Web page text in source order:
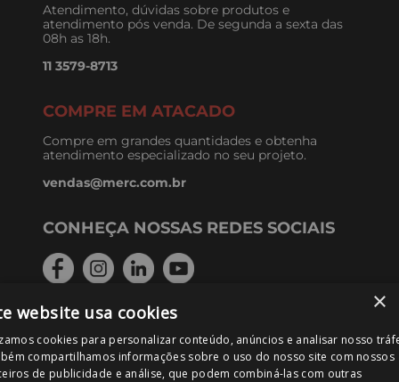
Atendimento, dúvidas sobre produtos e
atendimento pós venda. De segunda a sexta das
08h as 18h.
11 3579-8713
COMPRE EM ATACADO
Compre em grandes quantidades e obtenha
atendimento especializado no seu projeto.
vendas@merc.com.br
CONHEÇA NOSSAS REDES SOCIAIS
×
website usa cookies
cookies para personalizar conteúdo, anúncios e analisar nosso
compartilhamos informações sobre o uso do nosso site com nossos
de publicidade e análise, que podem combiná-las com outras